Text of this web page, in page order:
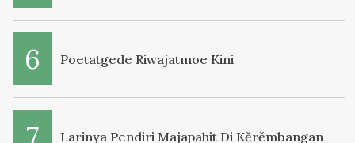
Poetatgede Riwajatmoe Kini
Larinya Pendiri Majapahit Di Kěrěmbangan